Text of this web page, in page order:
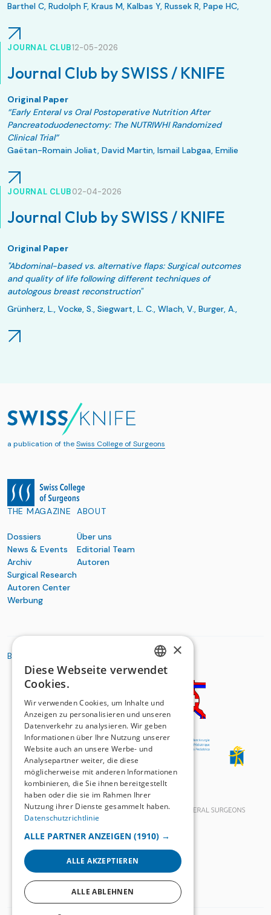
Barthel C, Rudolph F, Kraus M, Kalbas Y, Russek R, Pape HC,
Eur J Trauma Emerg Surg. 2026 May 11;52(1):161. doi:
10.1007/s00068-026-03212-6.
JOURNAL CLUB12-05-2026
Journal Club by SWISS / KNIFE
Original Paper
“Early Enteral vs Oral Postoperative Nutrition After
Pancreatoduodenectomy: The NUTRIWHI Randomized
Clinical Trial”
Gaëtan-Romain Joliat, David Martin, Ismail Labgaa, Emilie
Cristaudi, Pietro Majno-Hurst, Gioia Pozza, David Fuks, Ugo
Marchese, Nicolas Demartines, Markus Schäfer
JOURNAL CLUB02-04-2026
Journal Club by SWISS / KNIFE
Original Paper
"Abdominal-based vs. alternative flaps: Surgical outcomes
and quality of life following different techniques of
autologous breast reconstruction"
Grünherz, L., Vocke, S., Siegwart, L. C., Wlach, V., Burger, A.,
JPRAS Open. 2025;48:644-653. Published 2025 Dec 20.
a publication of theSwiss College of Surgeons
THE MAGAZINE
Dossiers
News & Events
Archiv
Surgical Research
Autoren Center
Werbung
ABOUT
Über uns
Editorial Team
Autoren
BASIC ORGANIZATIONS
GERMAN
×
Diese Webseite verwendet
Cookies.
Wir verwenden Cookies, um Inhalte und
Anzeigen zu personalisieren und unseren
Datenverkehr zu analysieren. Wir geben
Informationen über Ihre Nutzung unserer
Website auch an unsere Werbe- und
Analysepartner weiter, die diese
möglicherweise mit anderen Informationen
kombinieren, die Sie ihnen bereitgestellt
haben oder die sie im Rahmen Ihrer
Nutzung ihrer Dienste gesammelt haben.
Datenschutzrichtlinie
ALLE PARTNER ANZEIGEN (1910) →
ALLE AKZEPTIEREN
ALLE ABLEHNEN